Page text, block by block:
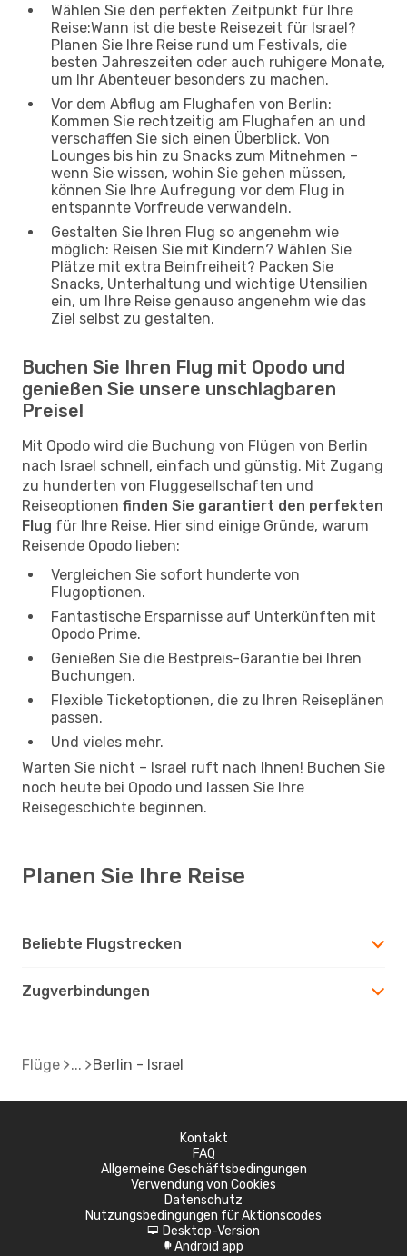
Wählen Sie den perfekten Zeitpunkt für Ihre
Reise:Wann ist die beste Reisezeit für Israel?
Planen Sie Ihre Reise rund um Festivals, die
besten Jahreszeiten oder auch ruhigere Monate,
um Ihr Abenteuer besonders zu machen.
Vor dem Abflug am Flughafen von Berlin:
Kommen Sie rechtzeitig am Flughafen an und
verschaffen Sie sich einen Überblick. Von
Lounges bis hin zu Snacks zum Mitnehmen –
wenn Sie wissen, wohin Sie gehen müssen,
können Sie Ihre Aufregung vor dem Flug in
entspannte Vorfreude verwandeln.
Gestalten Sie Ihren Flug so angenehm wie
möglich: Reisen Sie mit Kindern? Wählen Sie
Plätze mit extra Beinfreiheit? Packen Sie
Snacks, Unterhaltung und wichtige Utensilien
ein, um Ihre Reise genauso angenehm wie das
Ziel selbst zu gestalten.
Buchen Sie Ihren Flug mit Opodo und
genießen Sie unsere unschlagbaren
Preise!
Mit Opodo wird die Buchung von Flügen von Berlin
nach Israel schnell, einfach und günstig. Mit Zugang
zu hunderten von Fluggesellschaften und
Reiseoptionen finden Sie garantiert den perfekten
Flug für Ihre Reise. Hier sind einige Gründe, warum
Reisende Opodo lieben:
Vergleichen Sie sofort hunderte von
Flugoptionen.
Fantastische Ersparnisse auf Unterkünften mit
Opodo Prime.
Genießen Sie die Bestpreis-Garantie bei Ihren
Buchungen.
Flexible Ticketoptionen, die zu Ihren Reiseplänen
passen.
Und vieles mehr.
Warten Sie nicht – Israel ruft nach Ihnen! Buchen Sie
noch heute bei Opodo und lassen Sie Ihre
Reisegeschichte beginnen.
Planen Sie Ihre Reise
Beliebte Flugstrecken
Zugverbindungen
Flüge Berlin - Israel
Kontakt
FAQ
Allgemeine Geschäftsbedingungen
Verwendung von Cookies
Datenschutz
Nutzungsbedingungen für Aktionscodes
d Desktop-Version
A Android app